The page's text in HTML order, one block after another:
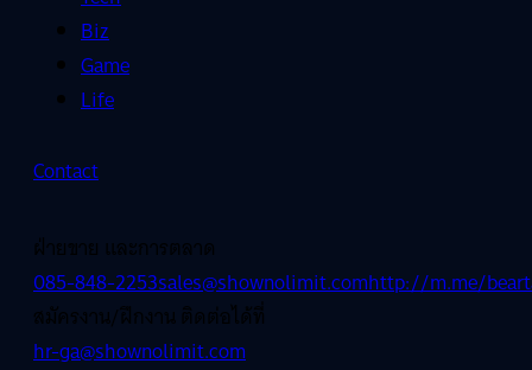
Biz
Game
Life
Contact
ฝ่ายขาย และการตลาด
085-848-2253sales@shownolimit.comhttp://m.me/
สมัครงาน/ฝึกงาน ติดต่อได้ที่
hr-ga@shownolimit.com